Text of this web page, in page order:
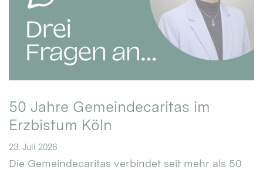
50 Jahre Gemeindecaritas im
Erzbistum Köln
23. Juli 2026
Die Gemeindecaritas verbindet seit mehr als 50